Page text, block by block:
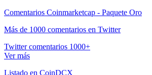
Comentarios Coinmarketcap - Paquete Oro
Más de 1000 comentarios en Twitter
Twitter comentarios 1000+
Ver más
Listado en CoinDCX